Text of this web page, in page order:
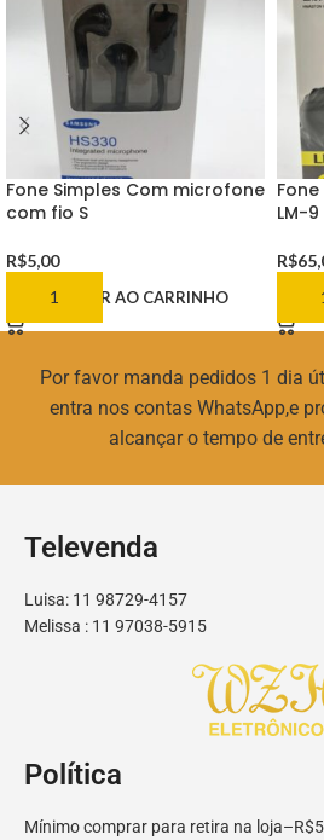
Fone Simples Com microfone
com fio S
R$5,00
ADICIONAR AO CARRINHO
LM-9
R$
Por favor manda pedidos 1 dia
entra nos contas WhatsApp,e
alcançar o tempo de
Televenda
Luisa: 11 98729-4157
Melissa : 11 97038-5915
Política
Mínimo comprar para retira na